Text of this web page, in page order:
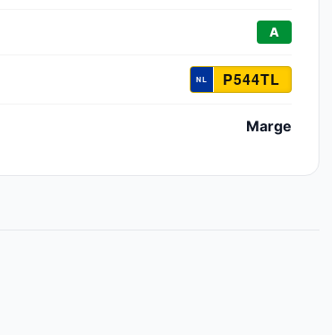
A
P544TL
Marge